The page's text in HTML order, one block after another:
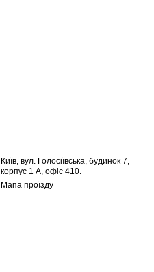
Київ, вул. Голосіївська, будинок 7,
корпус 1 А, офіс 410.
Мапа проїзду